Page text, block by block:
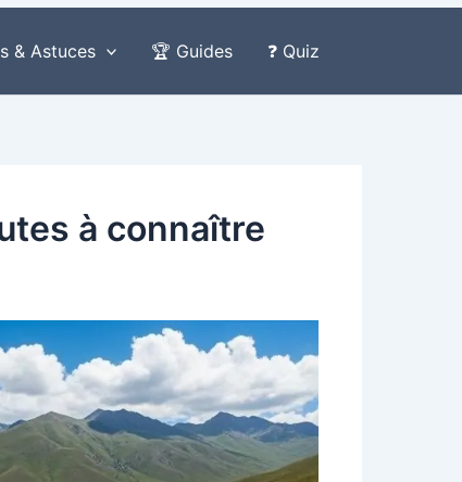
& Astuces 🏆 Guides ❓ Quiz
à connaître